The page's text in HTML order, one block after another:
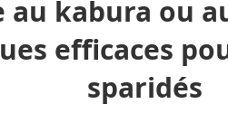
Pêche aux gros
au kabura ou
efficaces
sparidés